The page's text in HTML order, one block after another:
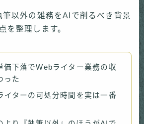
以外の雑務をAIで削るべき背景
を整理します。
価下落でWebライター業務の収
った
イターの可処分時間を実は一番